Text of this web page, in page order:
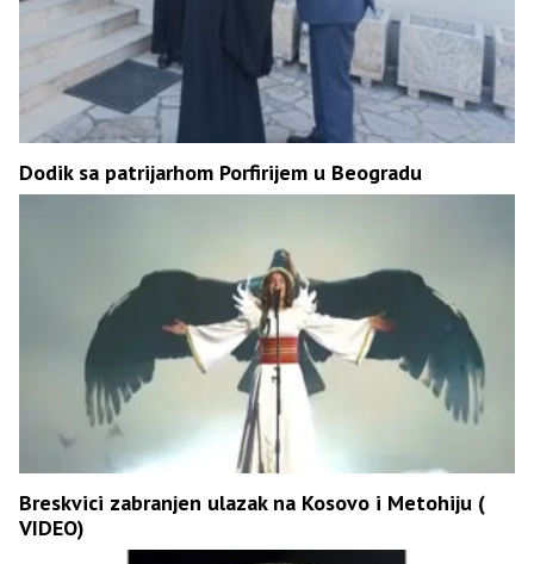
Dodik sa patrijarhom Porfirijem u Beogradu
Breskvici zabranjen ulazak na Kosovo i Metohiju (
VIDEO)